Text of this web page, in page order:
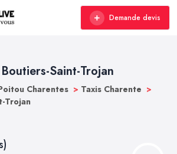
Demande devis
Saint-Trojan
Charentes > Taxis Charente >
Trojan